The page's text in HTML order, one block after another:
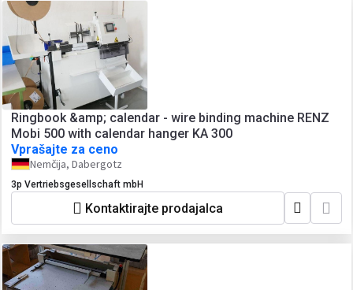
Ringbook &amp; calendar - wire binding machine RENZ
Mobi 500 with calendar hanger KA 300
Vprašajte za ceno
Nemčija, Dabergotz
3p Vertriebsgesellschaft mbH
Kontaktirajte prodajalca